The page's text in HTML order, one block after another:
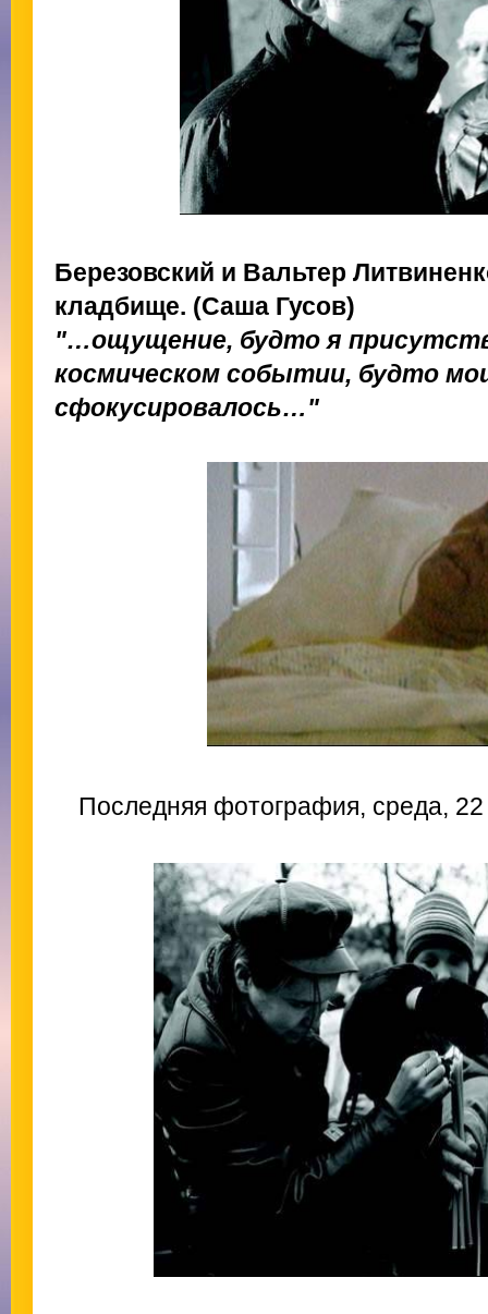
Березовский и Вальтер
кладбище. (Саша Гусов)
"…ощущение, будто я
космическом событии, будто
сфокусировалось…"
Последняя фотография, среда, 22